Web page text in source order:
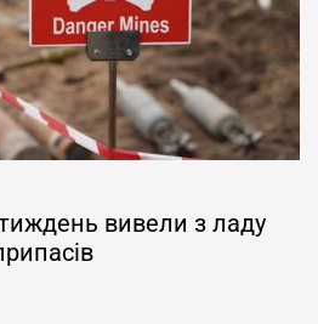
вивели з ладу